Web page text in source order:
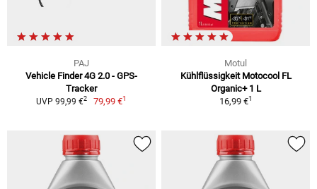
PAJ
Vehicle Finder 4G 2.0 - GPS-
Tracker
UVP 99,99 €2 79,99 €1
Motul
Kühlflüssigkeit Motocool FL
Organic+ 1 L
16,99 €1